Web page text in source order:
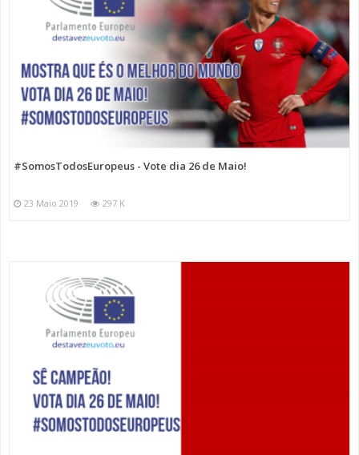
#SomosTodosEuropeus - Vote dia 26 de Maio!
23 Maio 2019 297 K